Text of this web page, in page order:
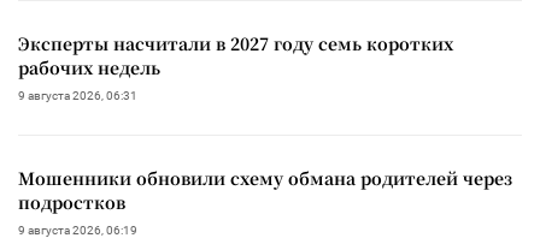
Эксперты насчитали в 2027 году семь коротких
рабочих недель
9 августа 2026, 06:31
Мошенники обновили схему обмана родителей через
подростков
9 августа 2026, 06:19